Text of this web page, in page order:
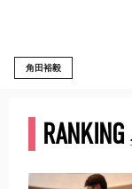
角田裕毅
RANKING